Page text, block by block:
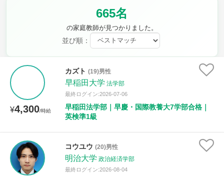
665名
の家庭教師が見つかりました。
並び順：
¥4,300/時給
カズト (19)男性
早稲田大学 法学部
最終ログイン:2026-07-06
早稲田法学部｜早慶・国際教養大7学部合格｜
英検準1級
コウユウ (20)男性
明治大学 政治経済学部
最終ログイン:2026-08-04
現代文 古典
公民 芸術 音楽 保健体育
時給：¥1,000 ～ ¥10,000
月曜日 火曜日 水曜日
土曜日 日曜日